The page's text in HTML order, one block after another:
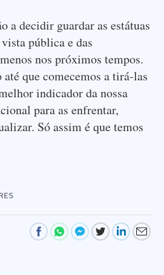
a decidir guardar as estátuas
pública e das
nos próximos tempos.
que comecemos a tirá-las
indicador da nossa
para as enfrentar,
Só assim é que temos